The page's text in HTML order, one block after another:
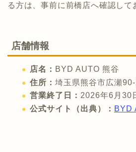
る方は、事前に前橋店へ確認して
店舗情報
店名： BYD AUTO 熊谷
住所： 埼玉県熊谷市広瀬
営業終了日： 2026年6月30
公式サイト（出典）： BYD